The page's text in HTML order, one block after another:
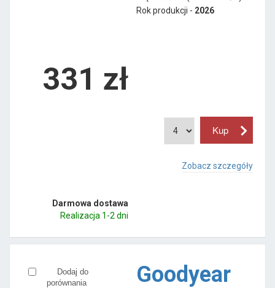
Rok produkcji - 2026
331 zł
Zobacz szczegóły
Darmowa dostawa
Realizacja 1-2 dni
Dodaj do
porównania
Goodyear